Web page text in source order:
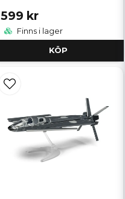
599 kr
Finns i lager
KÖP